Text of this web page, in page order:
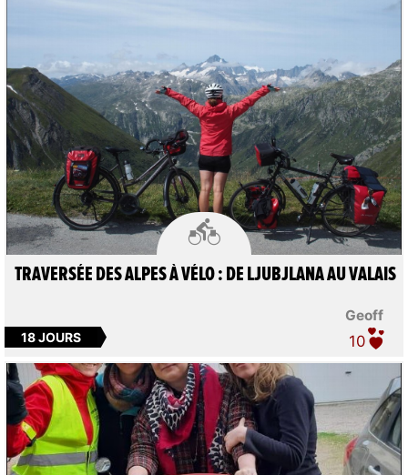

Geoff
TRAVERSÉE DES ALPES À VÉLO : DE LJUBJLANA AU VALAIS
18 JOURS 10